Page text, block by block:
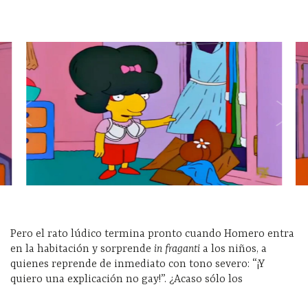
Pero el rato lúdico termina pronto cuando Homero entra
en la habitación y sorprende in fraganti a los niños, a
quienes reprende de inmediato con tono severo: “¡Y
quiero una explicación no gay!”. ¿Acaso sólo los